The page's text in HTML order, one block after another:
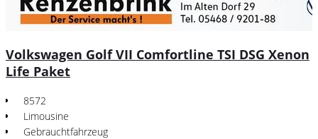
Volkswagen Golf VII Comfortline TSI DSG Xenon
Life Paket
8572
Limousine
Gebrauchtfahrzeug